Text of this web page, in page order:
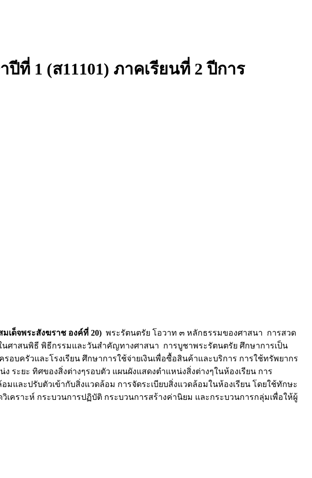
1 (ส11101) ภาคเรียนที่ 2 ปีการ
มเด็จพระสังฆราช องค์ที่ 20) พระรัตนตรัย โอวาท ๓ หลักธรรมของศาสนา การสวด
ศาสนพิธี พิธีกรรมและวันสำคัญทางศาสนา การบูชาพระรัตนตรัย ศึกษาการเป็น
บครัวและโรงเรียน ศึกษาการใช้จ่ายเงินเพื่อซื้อสินค้าและบริการ การใช้ทรัพยากร
ะยะ ทิศของสิ่งต่างๆรอบตัว แผนผังแสดงตำแหน่งสิ่งต่างๆในห้องเรียน การ
ละปรับตัวเข้ากับสิ่งแวดล้อม การจัดระเบียบสิ่งแวดล้อมในห้องเรียน โดยใช้ทักษะ
คราะห์ กระบวนการปฏิบัติ กระบวนการสร้างค่านิยม และกระบวนการกลุ่มเพื่อให้ผู้